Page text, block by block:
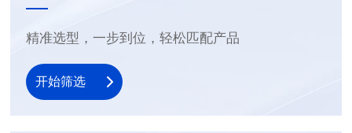
精准选型，一步到位，轻松匹配产品
开始筛选